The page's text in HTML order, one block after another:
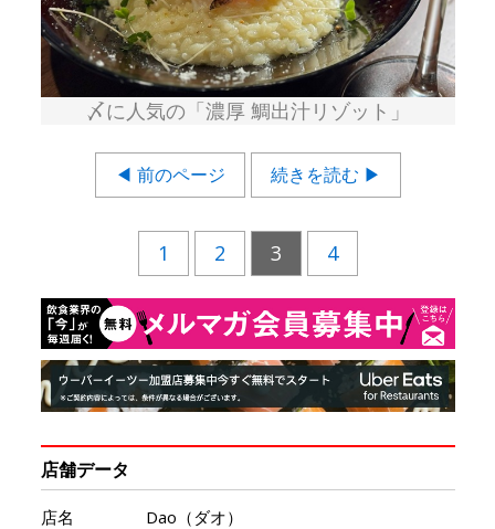
〆に人気の「濃厚 鯛出汁リゾット」
◀ 前のページ 続きを読む ▶
1 2 3 4
店舗データ
店名
Dao（ダオ）